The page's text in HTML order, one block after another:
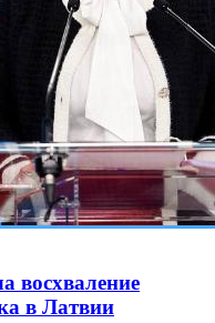
восхваление
в Латвии